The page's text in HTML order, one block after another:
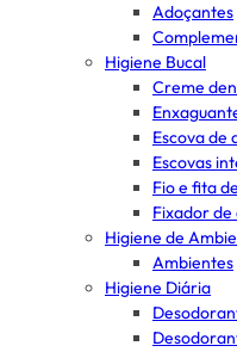
Adoçantes
Higiene Bucal
Creme
Escova de
Escovas
Fio e fita
Fixador
Higiene de
Ambientes
Higiene Diária